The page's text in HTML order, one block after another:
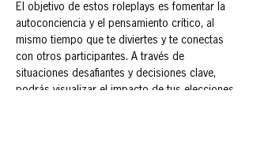
El objetivo de estos roleplays es fomentar la
autoconciencia y el pensamiento crítico, al
mismo tiempo que te diviertes y te conectas
con otros participantes. A través de
situaciones desafiantes y decisiones clave,
podrás visualizar el impacto de tus elecciones